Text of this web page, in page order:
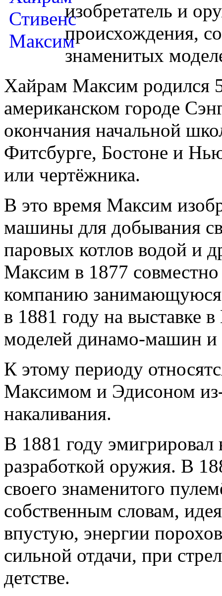
изобретатель и
происхождения,
знаменитых
Хайрам Максим родился
американском городе
окончания начальной
Фитсбурге, Бостоне и
или чертёжника.
В это время Максим
машины для добывания
паровых котлов водой и
Максим в 1877
компанию занимающуюся
в 1881 году на выставке
моделей динамо-машин и
К этому периоду
Максимом и Эдисоном
накаливания.
В 1881 году
разработкой оружия. В
своего знаменитого
собственным словам,
впустую, энергии
сильной отдачи, при
детстве.